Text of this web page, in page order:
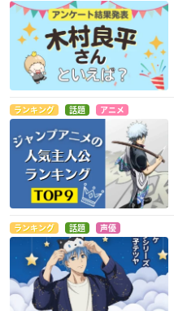
ランキング 話題 アニメ
ランキング 話題 声優